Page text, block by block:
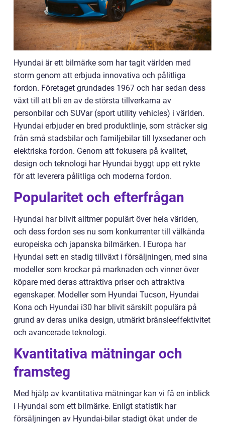
Hyundai är ett bilmärke som har tagit världen med
storm genom att erbjuda innovativa och pålitliga
fordon. Företaget grundades 1967 och har sedan dess
växt till att bli en av de största tillverkarna av
personbilar och SUVar (sport utility vehicles) i världen.
Hyundai erbjuder en bred produktlinje, som sträcker sig
från små stadsbilar och familjebilar till lyxsedaner och
elektriska fordon. Genom att fokusera på kvalitet,
design och teknologi har Hyundai byggt upp ett rykte
för att leverera pålitliga och moderna fordon.
Popularitet och efterfrågan
Hyundai har blivit alltmer populärt över hela världen,
och dess fordon ses nu som konkurrenter till välkända
europeiska och japanska bilmärken. I Europa har
Hyundai sett en stadig tillväxt i försäljningen, med sina
modeller som krockar på marknaden och vinner över
köpare med deras attraktiva priser och attraktiva
egenskaper. Modeller som Hyundai Tucson, Hyundai
Kona och Hyundai i30 har blivit särskilt populära på
grund av deras unika design, utmärkt bränsleeffektivitet
och avancerade teknologi.
Kvantitativa mätningar och
framsteg
Med hjälp av kvantitativa mätningar kan vi få en inblick
i Hyundai som ett bilmärke. Enligt statistik har
försäljningen av Hyundai-bilar stadigt ökat under de